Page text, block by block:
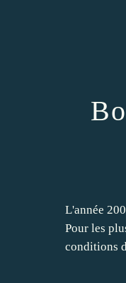
L'année
Pour les
conditions